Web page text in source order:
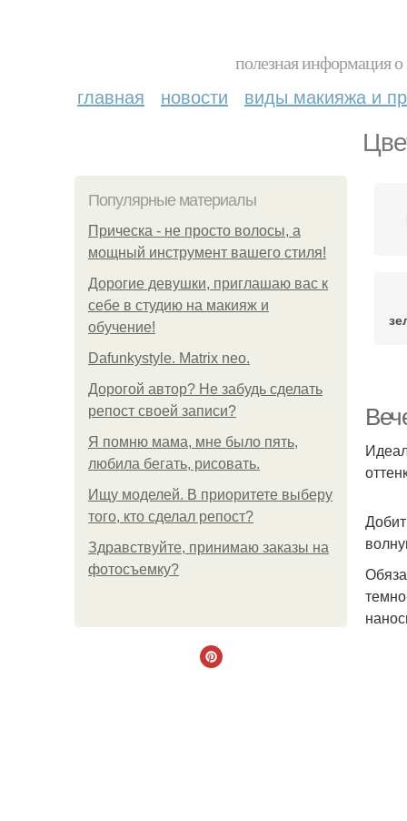
полезная информация
главная новости виды макияжа и
Популярные материалы
Прическа - не просто волосы, а
мощный инструмент вашего стиля!
Дорогие девушки, приглашаю вас к
себе в студию на макияж и
обучение!
Dafunkystyle. Matrix neo.
Дорогой автор? Не забудь сделать
репост своей записи?
Я помню мама, мне было пять,
любила бегать, рисовать.
Ищу моделей. В приоритете выберу
того, кто сделал репост?
Здравствуйте, принимаю заказы на
фотосъемку?